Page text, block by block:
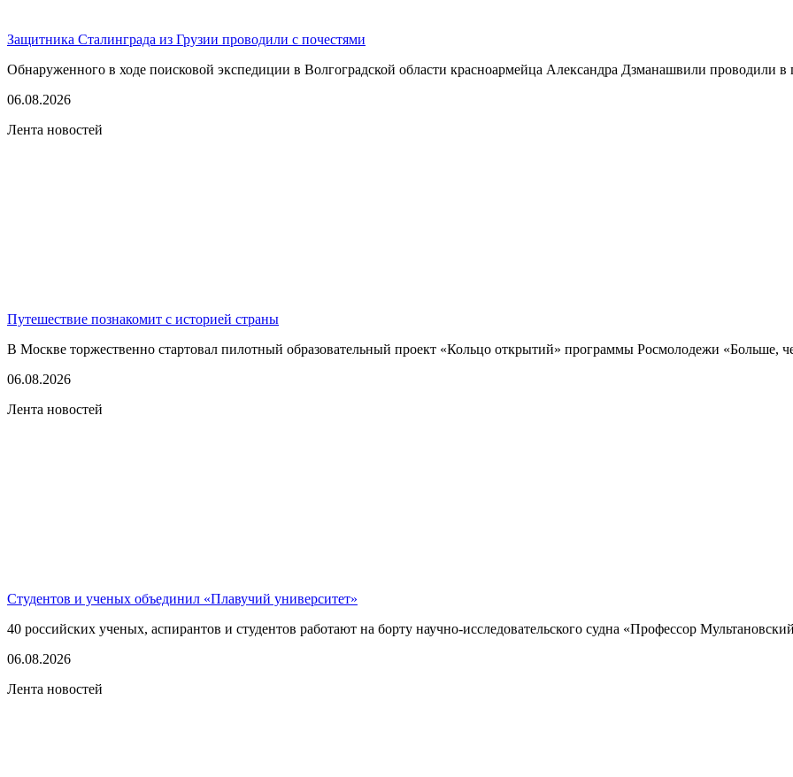
Защитника Сталинграда из Грузии проводили с почестями
Обнаруженного в ходе поисковой экспедиции в Волгоградской области красноармейца Александра Дзманашвили проводили в
06.08.2026
Лента новостей
Путешествие познакомит с историей страны
В Москве торжественно стартовал пилотный образовательный проект «Кольцо открытий» программы Росмолодежи «Больше,
06.08.2026
Лента новостей
Студентов и ученых объединил «Плавучий университет»
40 российских ученых, аспирантов и студентов работают на борту научно-исследовательского судна «Профессор
06.08.2026
Лента новостей